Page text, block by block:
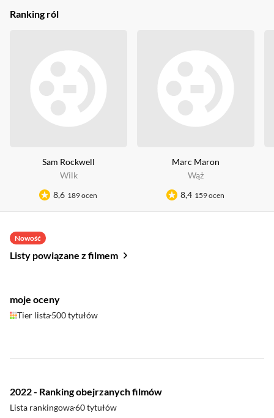
Ranking ról
Sam Rockwell
Wilk
8,6 189 ocen
Marc Maron
Wąż
8,4 159 ocen
Nowość
Listy powiązane z filmem
moje oceny
Tier lista500 tytułów
2022 - Ranking obejrzanych filmów
Lista rankingowa60 tytułów